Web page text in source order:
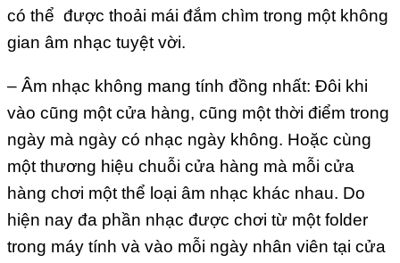
có thể được thoải mái đắm chìm trong một không
gian âm nhạc tuyệt vời.
– Âm nhạc không mang tính đồng nhất: Đôi khi
vào cũng một cửa hàng, cũng một thời điểm trong
ngày mà ngày có nhạc ngày không. Hoặc cùng
một thương hiệu chuỗi cửa hàng mà mỗi cửa
hàng chơi một thể loại âm nhạc khác nhau. Do
hiện nay đa phần nhạc được chơi từ một folder
trong máy tính và vào mỗi ngày nhân viên tại cửa